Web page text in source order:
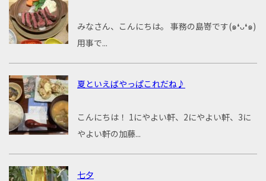
みなさん、こんにちは。 事務の島嵜です(๑❛ᴗ❛๑)
用事で...
夏といえばやっぱこれだね♪
こんにちは！ 1にやよい軒、2にやよい軒、3に
やよい軒の加藤...
七夕